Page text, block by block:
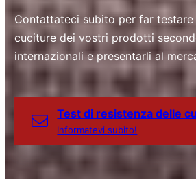
Contattateci subito per far
cuciture dei vostri prodotti
internazionali e presentarli al
Test di resistenza delle
Informatevi subito!